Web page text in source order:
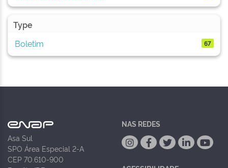
Type
Boletim
67
Asa Sul
SPO Área Especial 2-A
CEP 70.610-900
NAS REDES